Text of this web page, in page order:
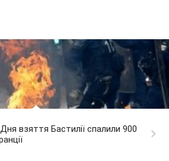
взяття Бастилії спалили 900